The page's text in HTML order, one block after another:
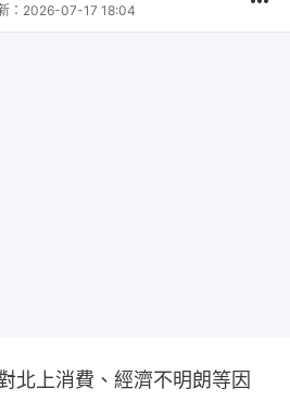
： 2026-07-17 18:04
北上消費、經濟不明朗等因